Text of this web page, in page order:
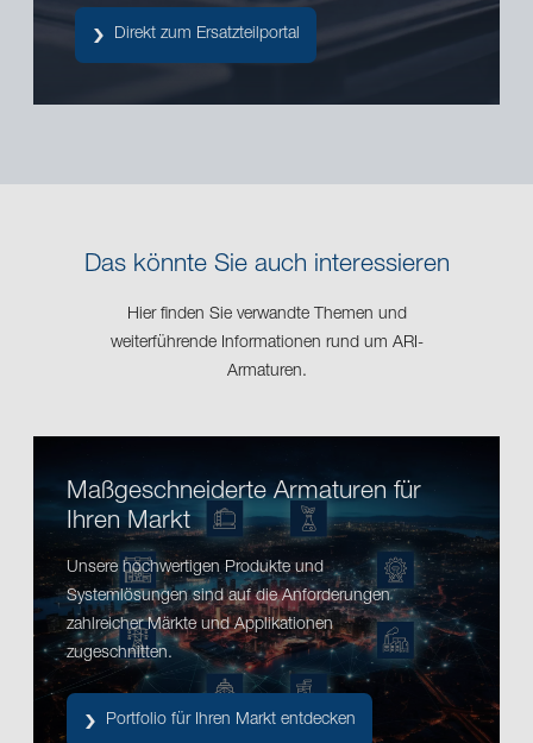
Direkt zum Ersatzteilportal
Das könnte Sie auch interessieren
Hier finden Sie verwandte Themen und
weiterführende Informationen rund um ARI-
Armaturen.
Maßgeschneiderte Armaturen für
Ihren Markt
Unsere hochwertigen Produkte und
Systemlösungen sind auf die Anforderungen
zahlreicher Märkte und Applikationen
zugeschnitten.
Portfolio für Ihren Markt entdecken